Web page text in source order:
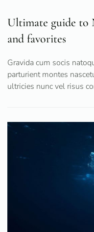
Ultimate guide to
and favorites
Gravida cum socis
parturient montes
ultricies nunc vel risus